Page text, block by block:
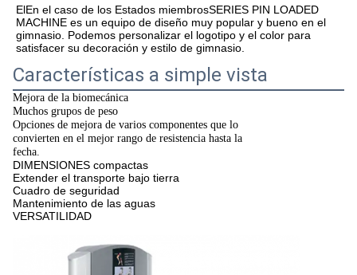
ElEn el caso de los Estados miembrosSERIES PIN LOADED
MACHINE es un equipo de diseño muy popular y bueno en el
gimnasio. Podemos personalizar el logotipo y el color para
satisfacer su decoración y estilo de gimnasio.
Características a simple vista
Mejora de la biomecánica
Muchos grupos de peso
Opciones de mejora de varios componentes que lo
convierten en el mejor rango de resistencia hasta la
fecha.
DIMENSIONES compactas
Extender el transporte bajo tierra
Cuadro de seguridad
Mantenimiento de las aguas
VERSATILIDAD